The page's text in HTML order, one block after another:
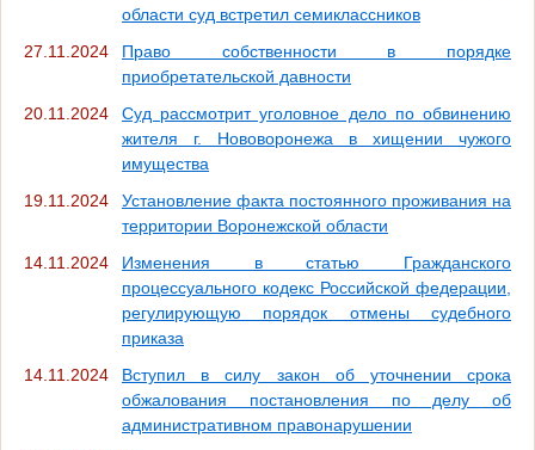
области суд встретил семиклассников
27.11.2024
Право собственности в порядке
приобретательской давности
20.11.2024
Суд рассмотрит уголовное дело по обвинению
жителя г. Нововоронежа в хищении чужого
имущества
19.11.2024
Установление факта постоянного проживания на
территории Воронежской области
14.11.2024
Изменения в статью Гражданского
процессуального кодекс Российской федерации,
регулирующую порядок отмены судебного
приказа
14.11.2024
Вступил в силу закон об уточнении срока
обжалования постановления по делу об
административном правонарушении